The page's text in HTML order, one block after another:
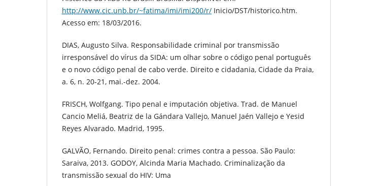
http://www.cic.unb.br/~fatima/imi/imi200/r/ Inicio/DST/historico.htm.
Acesso em: 18/03/2016.
DIAS, Augusto Silva. Responsabilidade criminal por transmissão
irresponsável do vírus da SIDA: um olhar sobre o código penal português
e o novo código penal de cabo verde. Direito e cidadania, Cidade da Praia,
a. 6, n. 20-21, mai.-dez. 2004.
FRISCH, Wolfgang. Tipo penal e imputación objetiva. Trad. de Manuel
Cancio Meliá, Beatriz de la Gándara Vallejo, Manuel Jaén Vallejo e Yesid
Reyes Alvarado. Madrid, 1995.
GALVÃO, Fernando. Direito penal: crimes contra a pessoa. São Paulo:
Saraiva, 2013. GODOY, Alcinda Maria Machado. Criminalização da
transmissão sexual do HIV: Uma